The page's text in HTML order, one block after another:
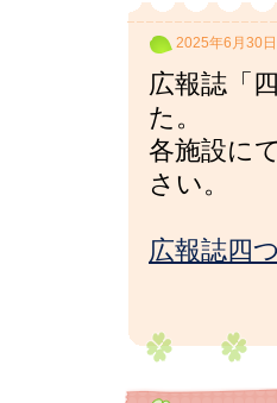
2025年6月30日
広報誌「
た。
各施設に
さい。
広報誌四